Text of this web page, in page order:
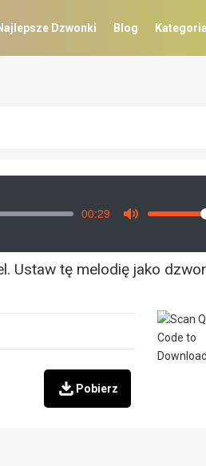
Dzwonki Blog Kategoria
00:29
Ustaw tę melodię jako
Pobierz